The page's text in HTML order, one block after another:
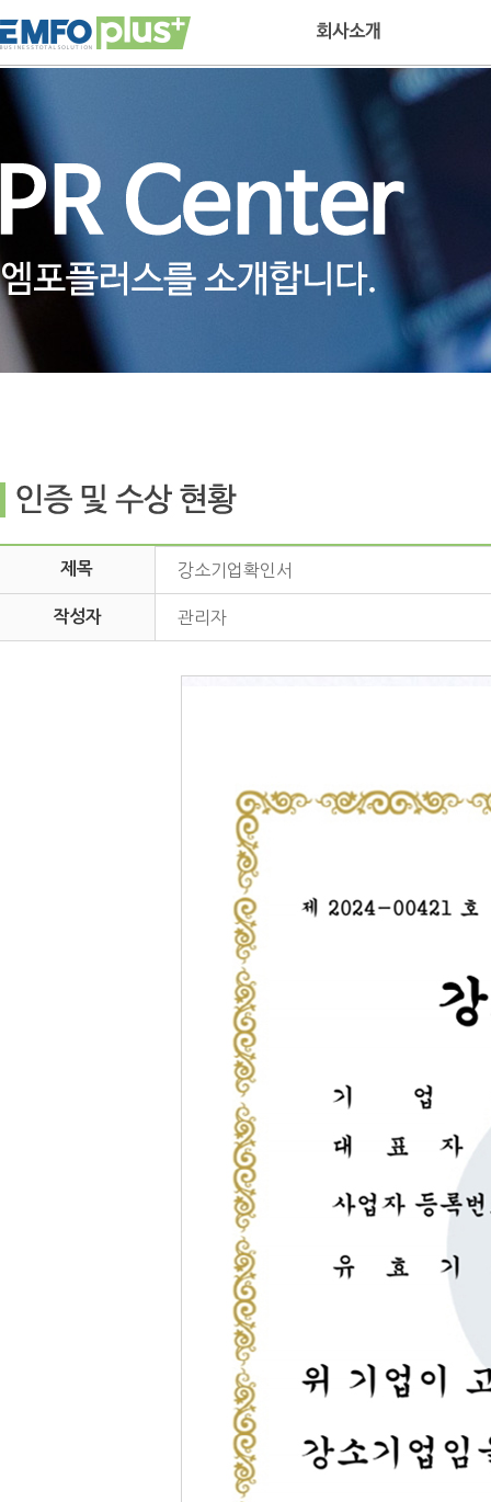
제목 강소기업확인서
작성자 관리자